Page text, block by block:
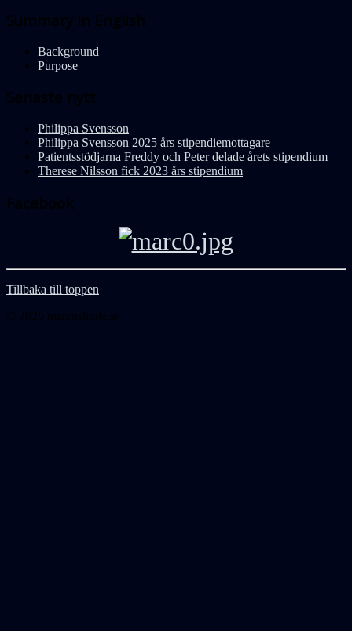
Summary in English
Background
Purpose
Senaste nytt
Philippa Svensson
Philippa Svensson 2025 års stipendiemottagare
Patientsstödjarna Freddy och Peter delade årets stipendium
Therese Nilsson fick 2023 års stipendium
Facebook
Tillbaka till toppen
© 2026 marcuslinde.se